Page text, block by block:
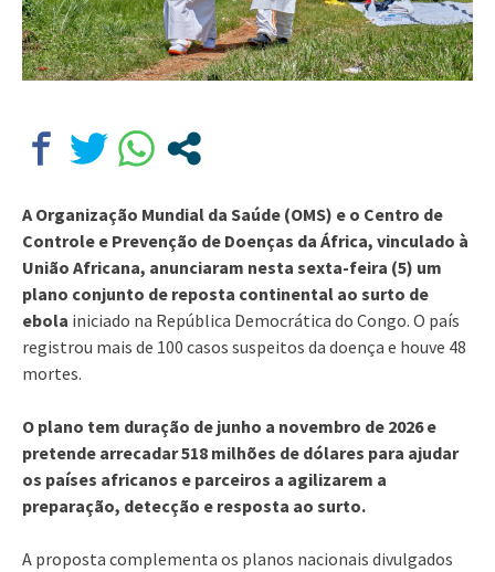
A Organização Mundial da Saúde (OMS) e o Centro de
Controle e Prevenção de Doenças da África, vinculado à
União Africana, anunciaram nesta sexta-feira (5) um
plano conjunto de reposta continental ao surto de
ebola iniciado na República Democrática do Congo. O país
registrou mais de 100 casos suspeitos da doença e houve 48
mortes.
O plano tem duração de junho a novembro de 2026 e
pretende arrecadar 518 milhões de dólares para ajudar
os países africanos e parceiros a agilizarem a
preparação, detecção e resposta ao surto.
A proposta complementa os planos nacionais divulgados